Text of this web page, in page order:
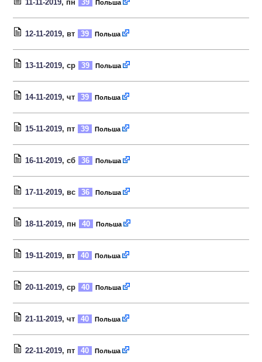
11-11-2019, пн 39 Польша
12-11-2019, вт 39 Польша
13-11-2019, ср 39 Польша
14-11-2019, чт 39 Польша
15-11-2019, пт 39 Польша
16-11-2019, сб 36 Польша
17-11-2019, вс 36 Польша
18-11-2019, пн 40 Польша
19-11-2019, вт 40 Польша
20-11-2019, ср 40 Польша
21-11-2019, чт 40 Польша
22-11-2019, пт 40 Польша